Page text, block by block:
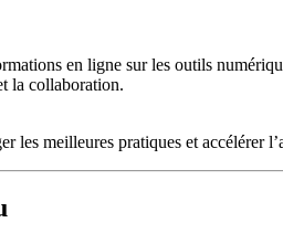
en ligne sur les outils
la collaboration.
les meilleures pratiques et accélérer